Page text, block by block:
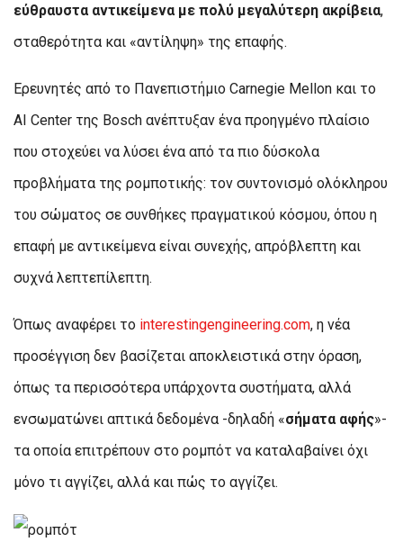
εύθραυστα αντικείμενα με πολύ μεγαλύτερη ακρίβεια,
σταθερότητα και «αντίληψη» της επαφής.
Ερευνητές από το Πανεπιστήμιο Carnegie Mellon και το
AI Center της Bosch ανέπτυξαν ένα προηγμένο πλαίσιο
που στοχεύει να λύσει ένα από τα πιο δύσκολα
προβλήματα της ρομποτικής: τον συντονισμό ολόκληρου
του σώματος σε συνθήκες πραγματικού κόσμου, όπου η
επαφή με αντικείμενα είναι συνεχής, απρόβλεπτη και
συχνά λεπτεπίλεπτη.
Όπως αναφέρει το interestingengineering.com, η νέα
προσέγγιση δεν βασίζεται αποκλειστικά στην όραση,
όπως τα περισσότερα υπάρχοντα συστήματα, αλλά
ενσωματώνει απτικά δεδομένα -δηλαδή «σήματα αφής»-
τα οποία επιτρέπουν στο ρομπότ να καταλαβαίνει όχι
μόνο τι αγγίζει, αλλά και πώς το αγγίζει.